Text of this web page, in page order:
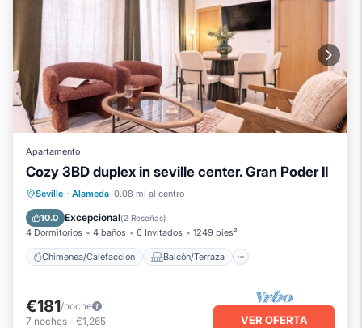
Apartamento
Cozy 3BD duplex in seville center. Gran Poder II
Seville · Alameda 0.08 mi al centro
10.0 Excepcional(2 Reseñas)
4 Dormitorios 4 baños 6 Invitados 1249 pies²
Chimenea/Calefacción Balcón/Terraza
Chimenea/Calefacción
Cocina
Aire acondicionado
€181/noche
7 noches - €1,265 VER OFERTA